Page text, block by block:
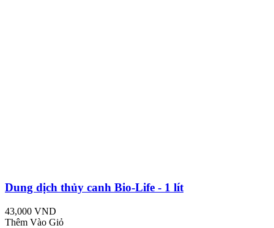
Dung dịch thủy canh Bio-Life - 1 lít
43,000 VND
Thêm Vào Giỏ